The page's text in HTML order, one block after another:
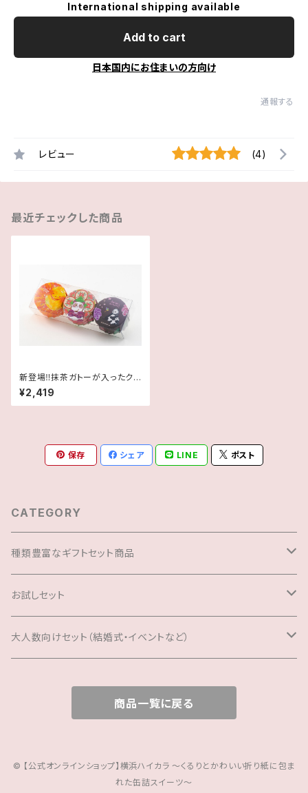
International shipping available
Add to cart
日本国内にお住まいの方向け
通報する
レビュー (4)
最近チェックした商品
新登場‼抹茶ガトーが入ったクリ
アケース入り3個セット★太陽・
パンダネコ・パンダ
¥2,419
保存 シェア LINE ポスト
CATEGORY
種類豊富なギフトセット商品
6,000円～
3,000円～
お試しセット
プレゼント用ギフトボックスバッグ
大人数向けセット（結婚式・イベントなど）
商品一覧に戻る
© 【公式オンラインショップ】横浜ハイカラ ～くるりとかわいい折り紙に包ま
れた缶詰スイーツ～